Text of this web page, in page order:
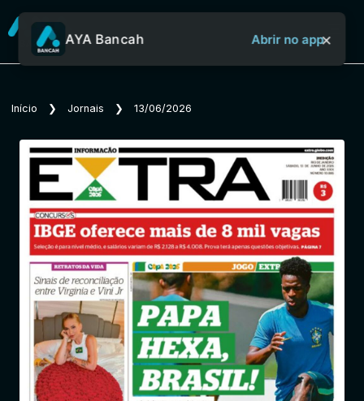
Sobre o Aya Bancah
Início
Revistas
Jornais
Notícias
AYA Bancah Abrir no app×
Início ❯ Jornais ❯ 13/06/2026